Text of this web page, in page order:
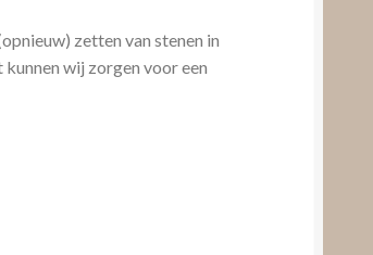
zetten van stenen in
wij zorgen voor een